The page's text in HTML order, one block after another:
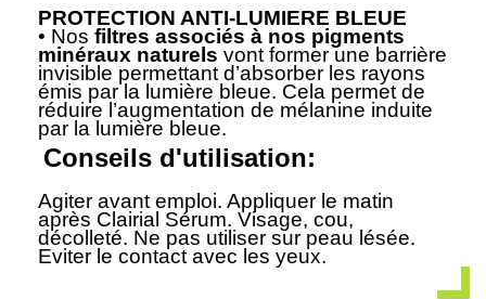
PROTECTION ANTI-LUMIERE BLEUE
• Nos filtres associés à nos pigments
minéraux naturels vont former une barrière
invisible permettant d’absorber les rayons
émis par la lumière bleue. Cela permet de
réduire l’augmentation de mélanine induite
par la lumière bleue.
Conseils d'utilisation:
Agiter avant emploi. Appliquer le matin
après Clairial Sérum. Visage, cou,
décolleté. Ne pas utiliser sur peau lésée.
Eviter le contact avec les yeux.